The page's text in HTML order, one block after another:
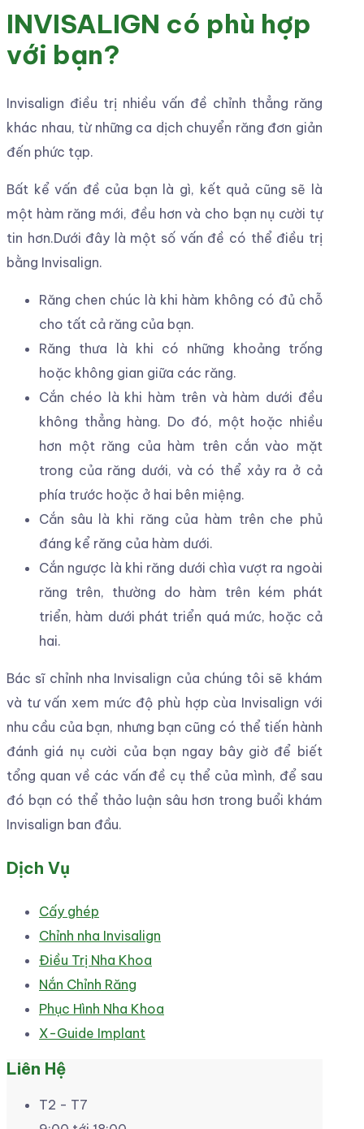
INVISALIGN có phù hợp
với bạn?
Invisalign điều trị nhiều vấn đề chỉnh thẳng răng
khác nhau, từ những ca dịch chuyển răng đơn giản
đến phức tạp.
Bất kể vấn đề của bạn là gì, kết quả cũng sẽ là
một hàm răng mới, đều hơn và cho bạn nụ cười tự
tin hơn.Dưới đây là một số vấn đề có thể điều trị
bằng Invisalign.
Răng chen chúc là khi hàm không có đủ chỗ
cho tất cả răng của bạn.
Răng thưa là khi có những khoảng trống
hoặc không gian giữa các răng.
Cắn chéo là khi hàm trên và hàm dưới đều
không thẳng hàng. Do đó, một hoặc nhiều
hơn một răng của hàm trên cắn vào mặt
trong của răng dưới, và có thể xảy ra ở cả
phía trước hoặc ở hai bên miệng.
Cắn sâu là khi răng của hàm trên che phủ
đáng kể răng của hàm dưới.
Cắn ngược là khi răng dưới chìa vượt ra ngoài
răng trên, thường do hàm trên kém phát
triển, hàm dưới phát triển quá mức, hoặc cả
hai.
Bác sĩ chỉnh nha Invisalign của chúng tôi sẽ khám
và tư vấn xem mức độ phù hợp cùa Invisalign với
nhu cầu của bạn, nhưng bạn cũng có thể tiến hành
đánh giá nụ cười của bạn ngay bây giờ để biết
tổng quan về các vấn đề cụ thể của mình, để sau
đó bạn có thể thảo luận sâu hơn trong buổi khám
Invisalign ban đầu.
Dịch Vụ
Cấy ghép
Chỉnh nha Invisalign
Điều Trị Nha Khoa
Nắn Chỉnh Răng
Phục Hình Nha Khoa
X-Guide Implant
Liên Hệ
T2 - T7